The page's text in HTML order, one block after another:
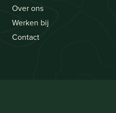
Over ons
Werken bij
Contact